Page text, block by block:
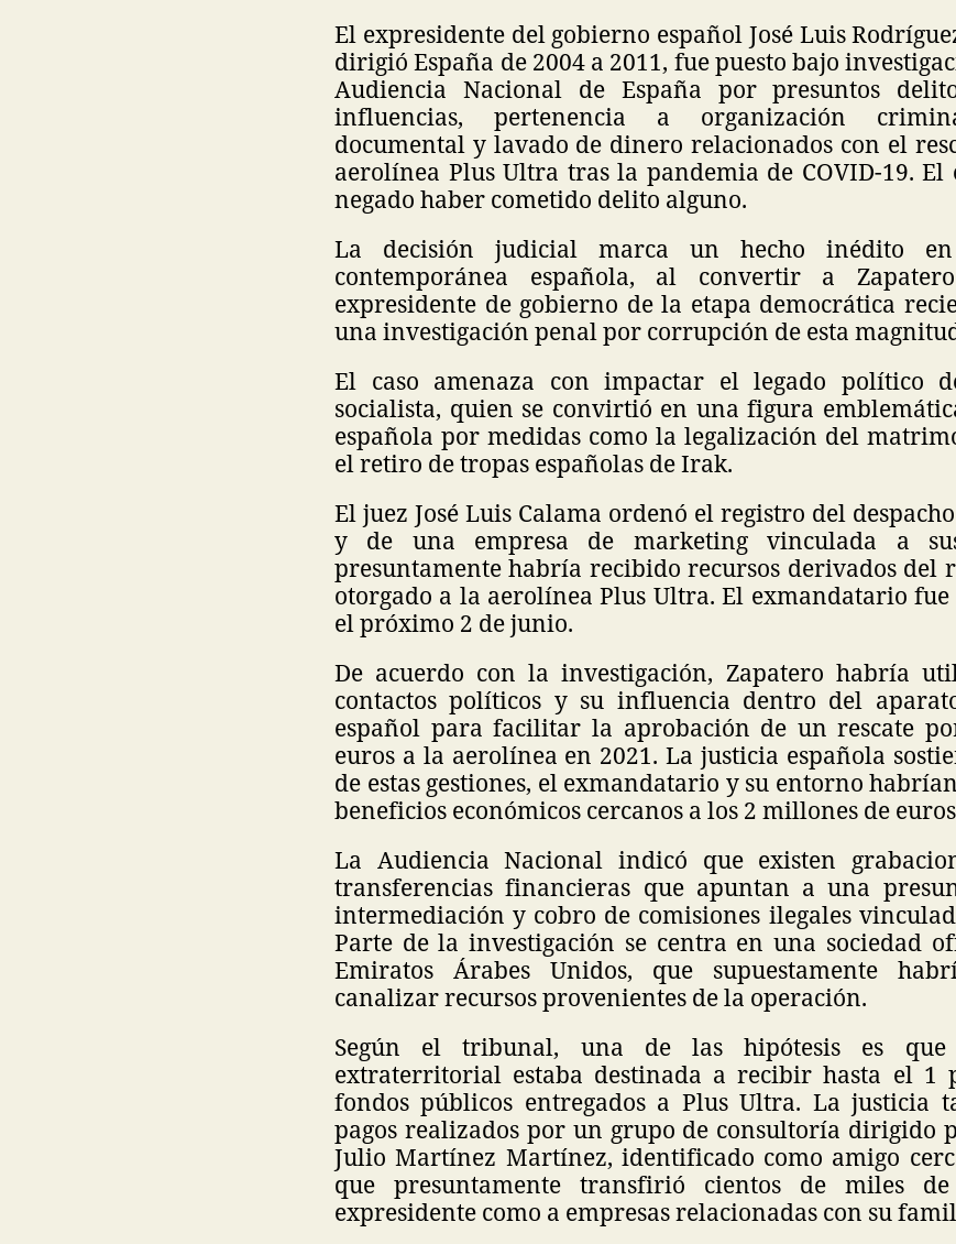
El expresidente del gobierno español José Luis
dirigió España de 2004 a 2011, fue puesto bajo
Audiencia Nacional de España por presuntos
influencias, pertenencia a organización
documental y lavado de dinero relacionados con el
aerolínea Plus Ultra tras la pandemia de COVID-19.
negado haber cometido delito alguno.
La decisión judicial marca un hecho inédito
contemporánea española, al convertir a
expresidente de gobierno de la etapa democrática
una investigación penal por corrupción de esta
El caso amenaza con impactar el legado político
socialista, quien se convirtió en una figura
española por medidas como la legalización del
el retiro de tropas españolas de Irak.
El juez José Luis Calama ordenó el registro del
y de una empresa de marketing vinculada a
presuntamente habría recibido recursos derivados del
otorgado a la aerolínea Plus Ultra. El exmandatario
el próximo 2 de junio.
De acuerdo con la investigación, Zapatero habría
contactos políticos y su influencia dentro del
español para facilitar la aprobación de un rescate
euros a la aerolínea en 2021. La justicia española
de estas gestiones, el exmandatario y su entorno
beneficios económicos cercanos a los 2 millones de
La Audiencia Nacional indicó que existen
transferencias financieras que apuntan a una
intermediación y cobro de comisiones ilegales
Parte de la investigación se centra en una sociedad
Emiratos Árabes Unidos, que supuestamente
canalizar recursos provenientes de la operación.
Según el tribunal, una de las hipótesis es que
extraterritorial estaba destinada a recibir hasta el 1
fondos públicos entregados a Plus Ultra. La justicia
pagos realizados por un grupo de consultoría dirigido
Julio Martínez Martínez, identificado como amigo
que presuntamente transfirió cientos de miles
expresidente como a empresas relacionadas con su